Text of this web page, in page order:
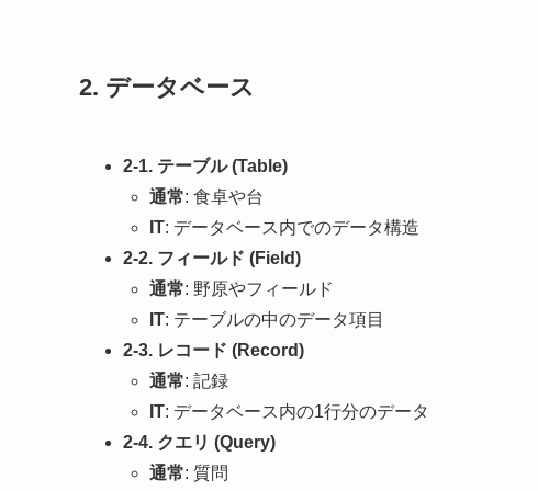
2. データベース
2-1. テーブル (Table)
通常: 食卓や台
IT: データベース内でのデータ構造
2-2. フィールド (Field)
通常: 野原やフィールド
IT: テーブルの中のデータ項目
2-3. レコード (Record)
通常: 記録
IT: データベース内の1行分のデータ
2-4. クエリ (Query)
通常: 質問